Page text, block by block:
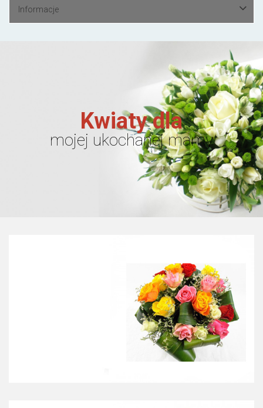
Informacje
Kwiaty dla
mojej ukochanej mamy